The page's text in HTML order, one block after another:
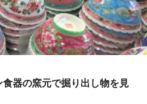
器の窯元で掘り出し物を見